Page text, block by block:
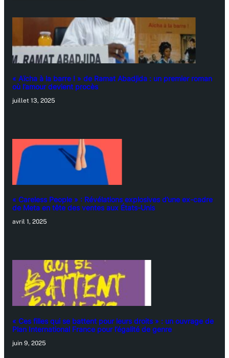
« Aïcha à la barre ! » de Ramat Abadjida : un premier roman
où l’amour devient procès
juillet 13, 2025
« Careless People » : Révélations explosives d’une ex-cadre
de Meta en tête des ventes aux États-Unis
avril 1, 2025
« Ces filles qui se battent pour leurs droits » : un ouvrage de
Plan International France pour l’égalité de genre
juin 9, 2025